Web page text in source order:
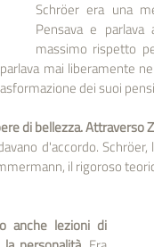
Schröer era una
Pensava e
massimo rispetto
mai liberamente
dei suoi
di bellezza.
d'accordo.
il rigoroso
anche lezioni di